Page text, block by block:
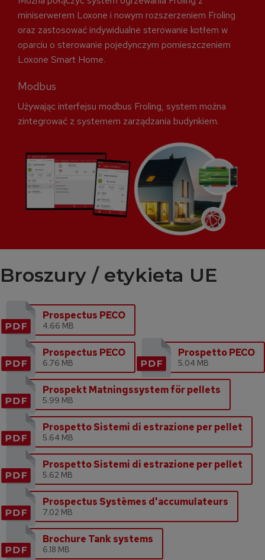
miniserwerem Loxone i nowym rozszerzeniem Froling
oraz zastosować indywidualne sterowanie kotłem w
oparciu o sterowanie pojedynczym pomieszczeniem
Loxone Smart Home.
Modbus
Używając interfejsu modbus Froling, system można
zintegrować z systemem zarządzania budynkiem.
Broszury / etykieta UE
Prospectus PECO
4.66 MB
Prospectus PECO
6.76 MB
Prospetto PECO
5.04 MB
Prospekt Matningssystem för pellets
5.99 MB
Prospetto Sistemi di estrazione per pellet
5.64 MB
Prospetto Sistemi di estrazione per pellet
5.62 MB
Prospectus Systèmes d'accumulateurs
7.02 MB
Brochure Tank systems
6.18 MB